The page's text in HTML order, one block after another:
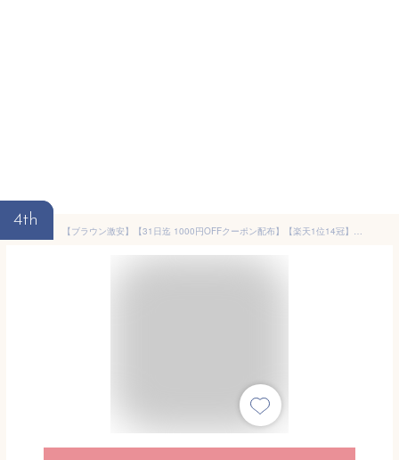
4th
【ブラウン激安】【31日迄 1000円OFFクーポン配布】【楽天1位14冠】Alebert 犬ケージ 犬ゲージ 木製 屋根付き 天板 おしゃれ サークル ゲージ ケージ いぬケージ ペットサークル ペットゲージ 超小型犬 小型犬 中型犬 ペット ブラウン グレー インテリア プレゼント